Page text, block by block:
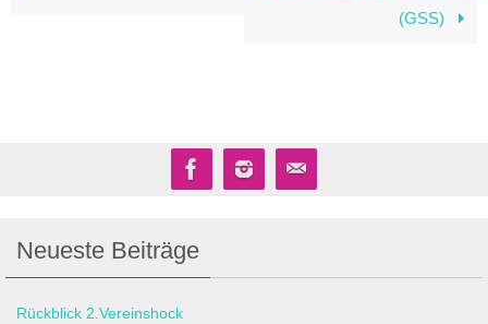
(GSS)
Neueste Beiträge
Rückblick 2.Vereinshock